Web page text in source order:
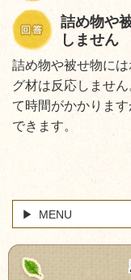
詰め物や
しません
詰め物や被せ物に
グ材は反応しませ
て時間がかかりま
できます。
MENU